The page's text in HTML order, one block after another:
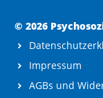
© 2026
Impressum
AGBs und